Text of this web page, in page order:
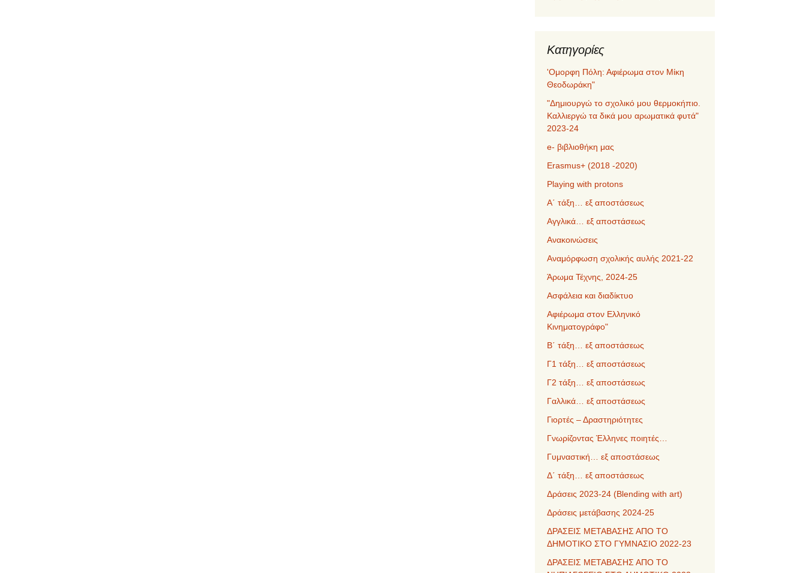
Kατηγορίες
'Ομορφη Πόλη: Αφιέρωμα στον Μίκη
Θεοδωράκη"
"Δημιουργώ το σχολικό μου θερμοκήπιο.
Καλλιεργώ τα δικά μου αρωματικά φυτά"
2023-24
e- βιβλιοθήκη μας
Erasmus+ (2018 -2020)
Playing with protons
Α΄ τάξη… εξ αποστάσεως
Αγγλικά… εξ αποστάσεως
Ανακοινώσεις
Αναμόρφωση σχολικής αυλής 2021-22
Άρωμα Τέχνης, 2024-25
Ασφάλεια και διαδίκτυο
Αφιέρωμα στον Ελληνικό
Κινηματογράφο"
Β΄ τάξη… εξ αποστάσεως
Γ1 τάξη… εξ αποστάσεως
Γ2 τάξη… εξ αποστάσεως
Γαλλικά… εξ αποστάσεως
Γιορτές – Δραστηριότητες
Γνωρίζοντας Έλληνες ποιητές…
Γυμναστική… εξ αποστάσεως
Δ΄ τάξη… εξ αποστάσεως
Δράσεις 2023-24 (Blending with art)
Δράσεις μετάβασης 2024-25
ΔΡΑΣΕΙΣ ΜΕΤΑΒΑΣΗΣ ΑΠΟ ΤΟ
ΔΗΜΟΤΙΚΟ ΣΤΟ ΓΥΜΝΑΣΙΟ 2022-23
ΔΡΑΣΕΙΣ ΜΕΤΑΒΑΣΗΣ ΑΠΟ ΤΟ